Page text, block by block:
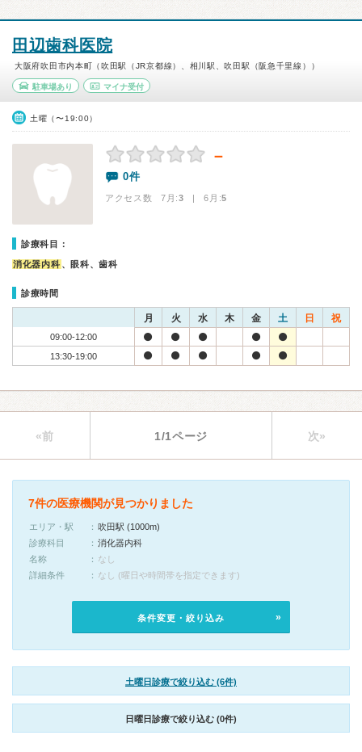
田辺歯科医院
大阪府吹田市内本町（吹田駅（JR京都線）、相川駅、吹田駅（阪急千里線））
駐車場あり マイナ受付
土曜（〜19:00）
－
0件
アクセス数 7月:3 | 6月:5
診療科目：
消化器内科 、眼科、歯科
診療時間
月 火 水 木 金 土 日 祝
09:00-12:00
13:30-19:00
«前 1/1ページ 次»
7件の医療機関が見つかりました
エリア・駅
吹田駅 (1000m)
診療科目
消化器内科
名称
なし
詳細条件
なし (曜日や時間帯を指定できます)
条件変更・絞り込み
土曜日診療で絞り込む (6件)
日曜日診療で絞り込む (0件)